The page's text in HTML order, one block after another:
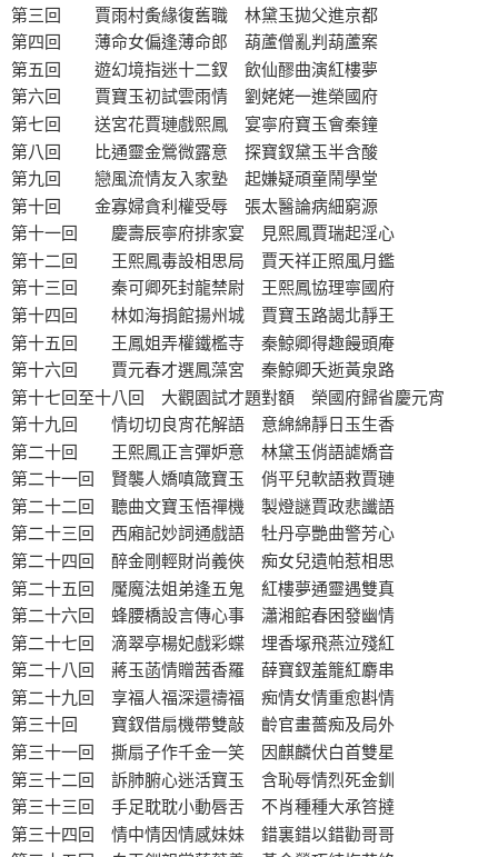
第三回 賈雨村夤緣復舊職 林黛玉拋父進京都
第四回 薄命女偏逢薄命郎 葫蘆僧亂判葫蘆案
第五回 遊幻境指迷十二釵 飲仙醪曲演紅樓夢
第六回 賈寶玉初試雲雨情 劉姥姥一進榮國府
第七回 送宮花賈璉戲熙鳳 宴寧府寶玉會秦鐘
第八回 比通靈金鶯微露意 探寶釵黛玉半含酸
第九回 戀風流情友入家塾 起嫌疑頑童鬧學堂
第十回 金寡婦貪利權受辱 張太醫論病細窮源
第十一回 慶壽辰寧府排家宴 見熙鳳賈瑞起淫心
第十二回 王熙鳳毒設相思局 賈天祥正照風月鑑
第十三回 秦可卿死封龍禁尉 王熙鳳協理寧國府
第十四回 林如海捐館揚州城 賈寶玉路謁北靜王
第十五回 王鳳姐弄權鐵檻寺 秦鯨卿得趣饅頭庵
第十六回 賈元春才選鳳藻宮 秦鯨卿夭逝黃泉路
第十七回至十八回 大觀園試才題對額 榮國府歸省慶元宵
第十九回 情切切良宵花解語 意綿綿靜日玉生香
第二十回 王熙鳳正言彈妒意 林黛玉俏語謔嬌音
第二十一回 賢襲人嬌嗔箴寶玉 俏平兒軟語救賈璉
第二十二回 聽曲文寶玉悟禪機 製燈謎賈政悲讖語
第二十三回 西廂記妙詞通戲語 牡丹亭艷曲警芳心
第二十四回 醉金剛輕財尚義俠 痴女兒遺帕惹相思
第二十五回 魘魔法姐弟逢五鬼 紅樓夢通靈遇雙真
第二十六回 蜂腰橋設言傳心事 瀟湘館春困發幽情
第二十七回 滴翠亭楊妃戲彩蝶 埋香塚飛燕泣殘紅
第二十八回 蔣玉菡情贈茜香羅 薛寶釵羞籠紅麝串
第二十九回 享福人福深還禱福 痴情女情重愈斟情
第三十回 寶釵借扇機帶雙敲 齡官畫薔痴及局外
第三十一回 撕扇子作千金一笑 因麒麟伏白首雙星
第三十二回 訴肺腑心迷活寶玉 含恥辱情烈死金釧
第三十三回 手足耽耽小動唇舌 不肖種種大承笞撻
第三十四回 情中情因情感妹妹 錯裏錯以錯勸哥哥